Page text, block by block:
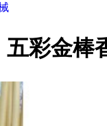
彩金棒